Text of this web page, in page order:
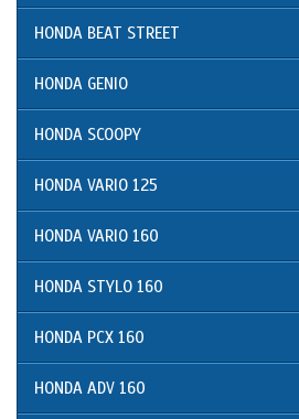
HONDA BEAT STREET
HONDA GENIO
HONDA SCOOPY
HONDA VARIO 125
HONDA VARIO 160
HONDA STYLO 160
HONDA PCX 160
HONDA ADV 160